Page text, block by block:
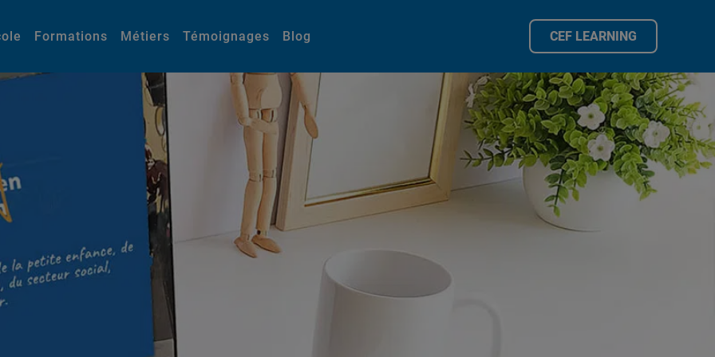
Formations Métiers Témoignages Blog CEF LEARNING